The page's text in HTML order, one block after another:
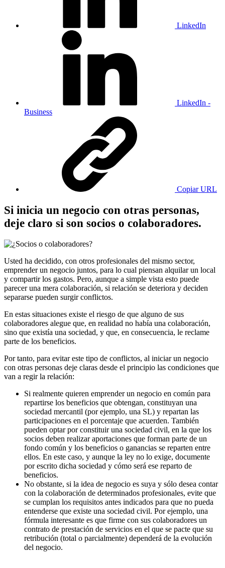
LinkedIn
LinkedIn -
Business
Copiar URL
Si inicia un negocio con otras personas,
deje claro si son socios o colaboradores.
Usted ha decidido, con otros profesionales del mismo sector,
emprender un negocio juntos, para lo cual piensan alquilar un local
y compartir los gastos. Pero, aunque a simple vista esto puede
parecer una mera colaboración, si relación se deteriora y deciden
separarse pueden surgir conflictos.
En estas situaciones existe el riesgo de que alguno de sus
colaboradores alegue que, en realidad no había una colaboración,
sino que existía una sociedad, y que, en consecuencia, le reclame
parte de los beneficios.
Por tanto, para evitar este tipo de conflictos, al iniciar un negocio
con otras personas deje claras desde el principio las condiciones que
van a regir la relación:
Si realmente quieren emprender un negocio en común para
repartirse los beneficios que obtengan, constituyan una
sociedad mercantil (por ejemplo, una SL) y repartan las
participaciones en el porcentaje que acuerden. También
pueden optar por constituir una sociedad civil, en la que los
socios deben realizar aportaciones que forman parte de un
fondo común y los beneficios o ganancias se reparten entre
ellos. En este caso, y aunque la ley no lo exige, documente
por escrito dicha sociedad y cómo será ese reparto de
beneficios.
No obstante, si la idea de negocio es suya y sólo desea contar
con la colaboración de determinados profesionales, evite que
se cumplan los requisitos antes indicados para que no pueda
entenderse que existe una sociedad civil. Por ejemplo, una
fórmula interesante es que firme con sus colaboradores un
contrato de prestación de servicios en el que se pacte que su
retribución (total o parcialmente) dependerá de la evolución
del negocio.